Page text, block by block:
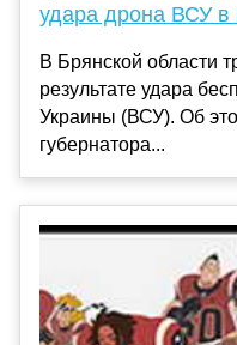
удара дрона ВСУ в
В Брянской области
результате удара
Украины (ВСУ). Об
губернатора...